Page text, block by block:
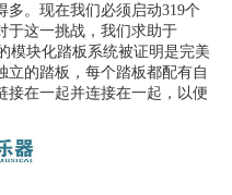
。 现在我们必须启动319个
于这一挑战，我们求助于
模块化踏板系统被证明是完美
立的踏板，每个踏板都配有自
接在一起并连接在一起，以便